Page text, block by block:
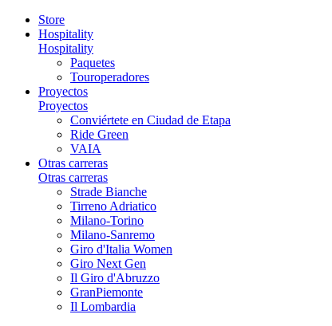
Store
Hospitality
Hospitality
Paquetes
Touroperadores
Proyectos
Proyectos
Conviértete en Ciudad de Etapa
Ride Green
VAIA
Otras carreras
Otras carreras
Strade Bianche
Tirreno Adriatico
Milano-Torino
Milano-Sanremo
Giro d'Italia Women
Giro Next Gen
Il Giro d'Abruzzo
GranPiemonte
Il Lombardia